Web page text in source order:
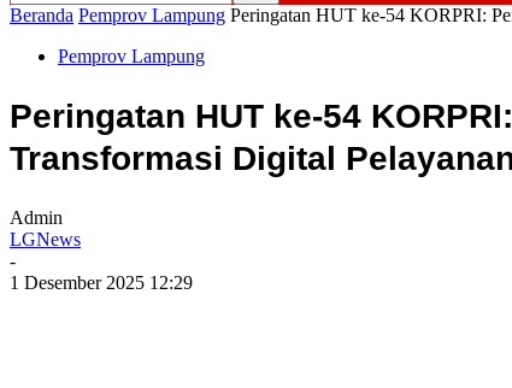
Beranda Pemprov Lampung Peringatan HUT ke-54 KORPRI:
Pemprov Lampung
Peringatan HUT ke-54
Transformasi Digital
Admin
LGNews
-
1 Desember 2025 12:29